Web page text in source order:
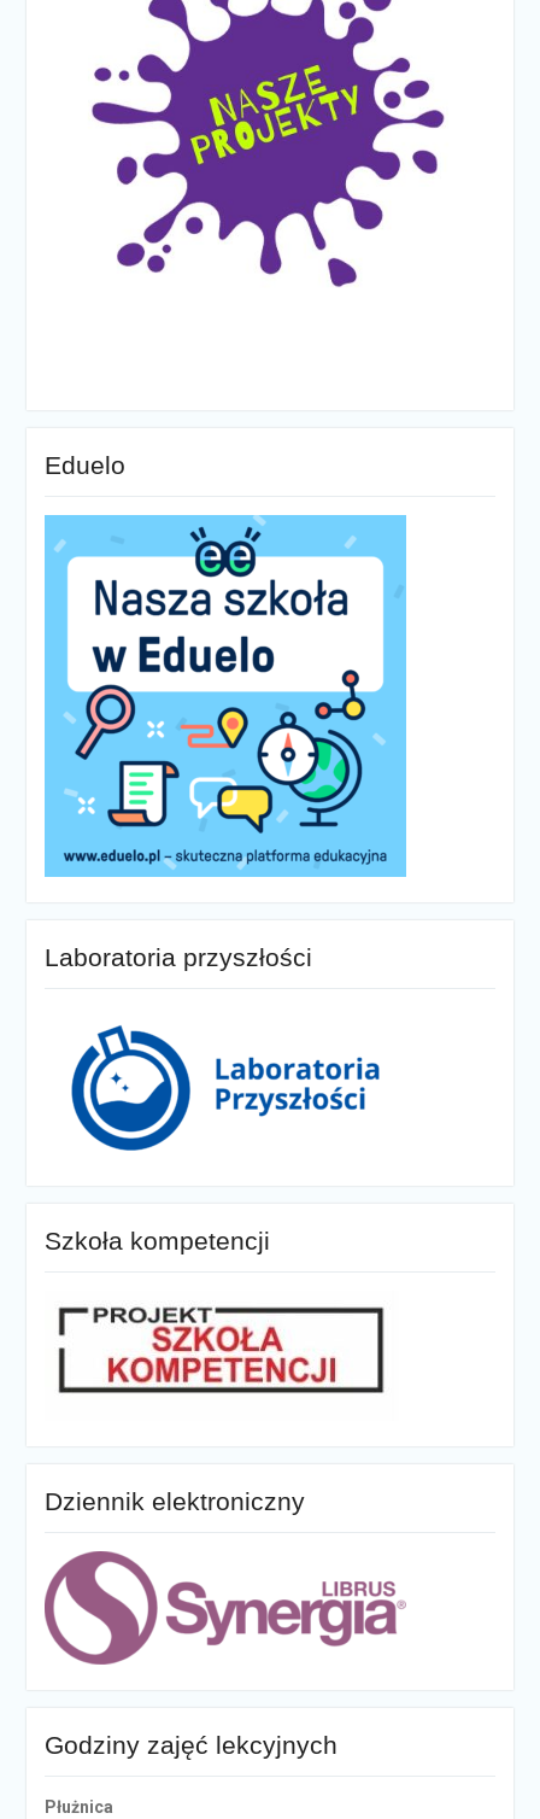
Eduelo
Laboratoria przyszłości
Szkoła kompetencji
Dziennik elektroniczny
Godziny zajęć lekcyjnych
Płużnica